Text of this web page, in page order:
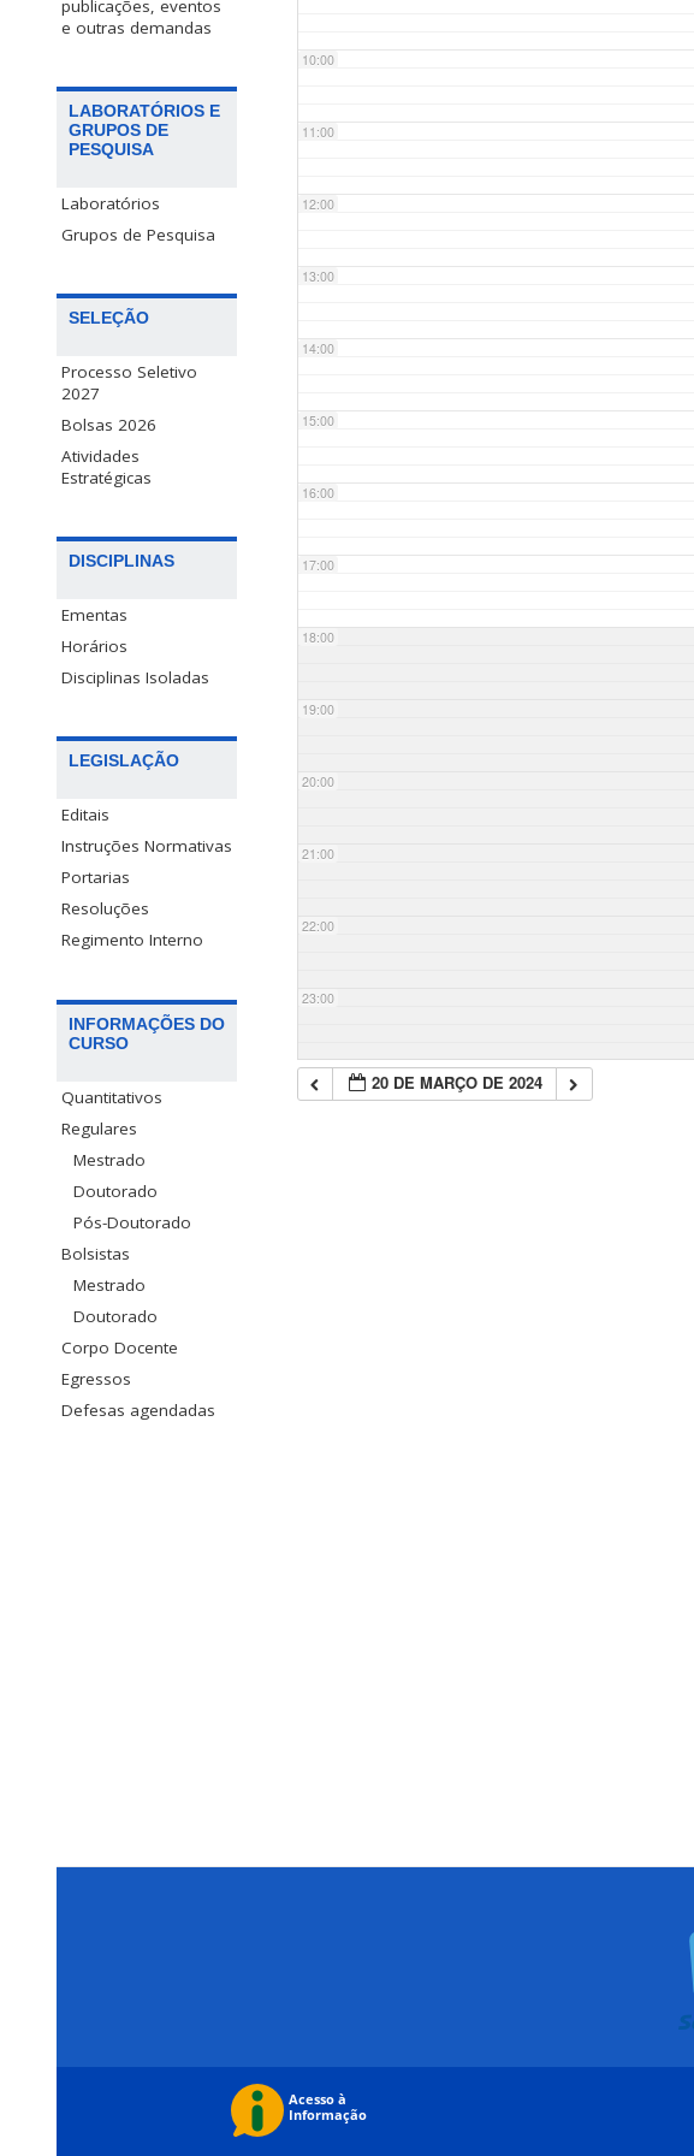
publicações, eventos
e outras demandas
LABORATÓRIOS E
GRUPOS DE
PESQUISA
Laboratórios
Grupos de Pesquisa
SELEÇÃO
Processo Seletivo
2027
Bolsas 2026
Atividades
Estratégicas
DISCIPLINAS
Ementas
Horários
Disciplinas Isoladas
LEGISLAÇÃO
Editais
Instruções Normativas
Portarias
Resoluções
Regimento Interno
INFORMAÇÕES DO
CURSO
Quantitativos
Regulares
Mestrado
Doutorado
Pós-Doutorado
Bolsistas
Mestrado
Doutorado
Corpo Docente
Egressos
Defesas agendadas
10:00
11:00
12:00
13:00
14:00
15:00
16:00
17:00
18:00
19:00
20:00
21:00
22:00
23:00
20 DE MARÇO DE 2024